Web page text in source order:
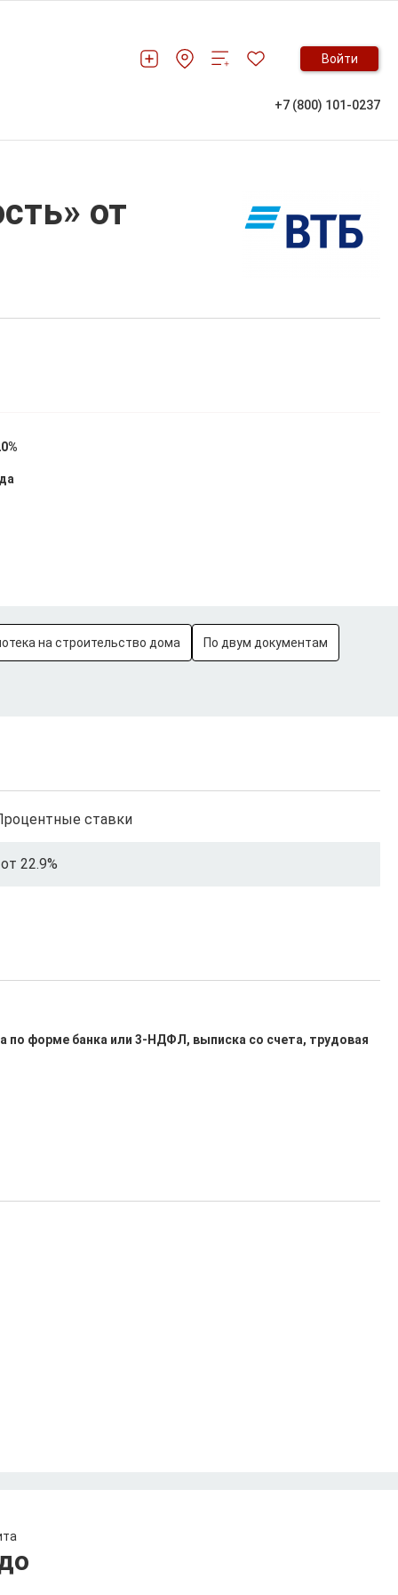
Войти
+7 (800) 101-0237
от
на строительство дома По двум документам
ставки
от 22.9%
форме банка или 3-НДФЛ, выписка со счета, трудовая